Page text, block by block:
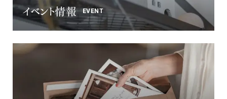
イベント情報 EVENT